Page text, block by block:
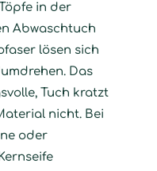
in der
Abwaschtuch
lösen sich
Das
Tuch kratzt
nicht. Bei
oder